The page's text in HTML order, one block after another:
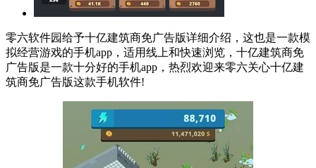
零六软件园给予十亿建筑商免广告版详细介绍，这也是一款模
拟经营游戏的手机app，适用线上和快速浏览，十亿建筑商免
广告版是一款十分好的手机app，热烈欢迎来零六关心十亿建
筑商免广告版这款手机软件!